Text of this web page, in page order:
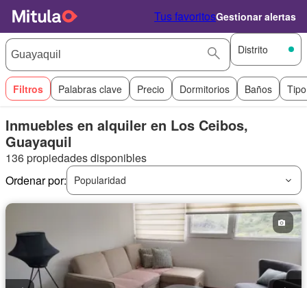
Tus favoritosGestionar alertas
Distrito
Filtros Palabras clave Precio Dormitorios Baños
Inmuebles en alquiler en Los Ceibos,
Guayaquil
136 propiedades disponibles
Ordenar por:
Popularidad